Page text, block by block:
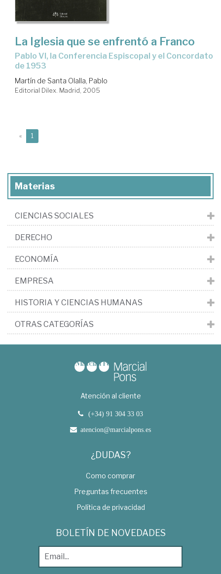
La Iglesia que se enfrentó a Franco
Pablo VI, la Conferencia Espiscopal y el Concordato
de 1953
Martín de Santa Olalla, Pablo
Editorial Dilex. Madrid, 2005
« 1
Materias
CIENCIAS SOCIALES
DERECHO
ECONOMÍA
EMPRESA
HISTORIA Y CIENCIAS HUMANAS
OTRAS CATEGORÍAS
Atención al cliente
(+34) 91 304 33 03
atencion@marcialpons.es
¿DUDAS?
Como comprar
Preguntas frecuentes
Política de privacidad
BOLETÍN DE NOVEDADES